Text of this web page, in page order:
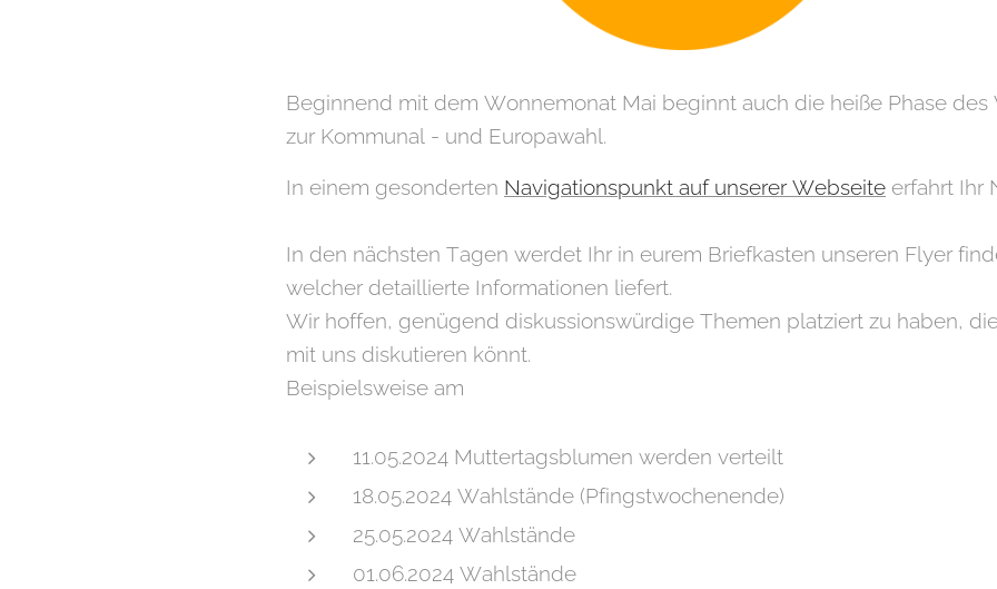
Beginnend mit dem Wonnemonat Mai beginnt auch die heiße Phase des
zur Kommunal - und Europawahl.
In einem gesonderten Navigationspunkt auf unserer Webseite erfahrt Ihr
In den nächsten Tagen werdet Ihr in eurem Briefkasten unseren Flyer
welcher detaillierte Informationen liefert.
Wir hoffen, genügend diskussionswürdige Themen platziert zu haben,
mit uns diskutieren könnt.
Beispielsweise am
11.05.2024 Muttertagsblumen werden verteilt
18.05.2024 Wahlstände (Pfingstwochenende)
25.05.2024 Wahlstände
01.06.2024 Wahlstände